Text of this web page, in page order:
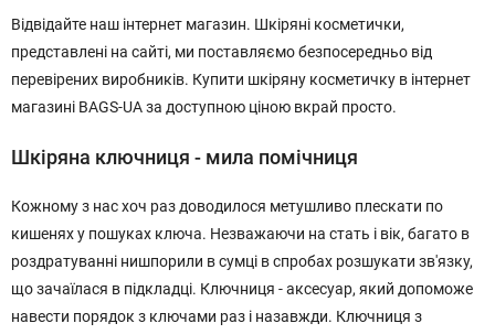
Відвідайте наш інтернет магазин. Шкіряні косметички,
представлені на сайті, ми поставляємо безпосередньо від
перевірених виробників. Купити шкіряну косметичку в інтернет
магазині BAGS-UA за доступною ціною вкрай просто.
Шкіряна ключниця - мила помічниця
Кожному з нас хоч раз доводилося метушливо плескати по
кишенях у пошуках ключа. Незважаючи на стать і вік, багато в
роздратуванні нишпорили в сумці в спробах розшукати зв'язку,
що зачаїлася в підкладці. Ключниця - аксесуар, який допоможе
навести порядок з ключами раз і назавжди. Ключниця з